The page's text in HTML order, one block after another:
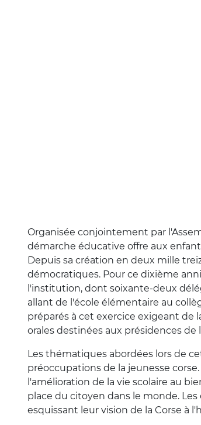
Organisée conjointement par
démarche éducative offre aux
Depuis sa création en deux mille
démocratiques. Pour ce dixième
l'institution, dont soixante-deux
allant de l'école élémentaire au
préparés à cet exercice exigeant de
orales destinées aux présidences
Les thématiques abordées lors de
préoccupations de la jeunesse
l'amélioration de la vie scolaire au
place du citoyen dans le monde.
esquissant leur vision de la Corse à